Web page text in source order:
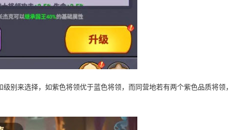
别来选择，如紫色将领优于蓝色将领，而同营地若有两个紫色品质将领，